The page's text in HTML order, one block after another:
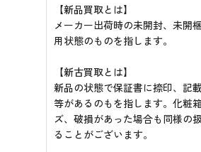
【新品買取とは】
メーカー出荷時の未開封、未開
用状態のものを指します。
【新古買取とは】
新品の状態で保証書に捺印、記
等があるのもを指します。化粧
ズ、破損があった場合も同様の
ることがございます。